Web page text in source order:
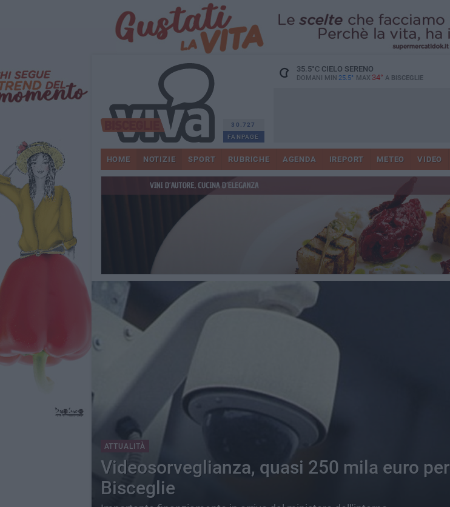
30.727
FANPAGE
35.5°CCIELO SERENO
DOMANI MIN 25.5° MAX 34° A BISCEGLIE
HOME NOTIZIE SPORT RUBRICHE AGENDA IREPORT METEO VIDEO
ATTUALITÀ
Videosorveglianza, quasi 250 mila euro per
Bisceglie